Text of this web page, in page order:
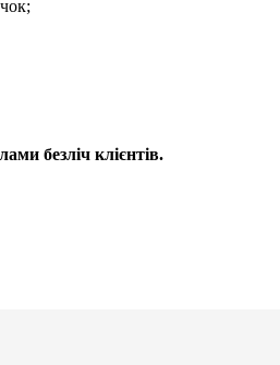
безліч клієнтів.